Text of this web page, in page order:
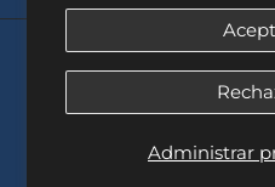
Administrar
© 2024,